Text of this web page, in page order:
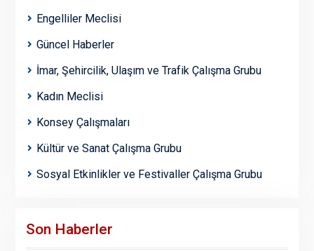
Engelliler Meclisi
Güncel Haberler
İmar, Şehircilik, Ulaşım ve Trafik Çalışma Grubu
Kadın Meclisi
Konsey Çalışmaları
Kültür ve Sanat Çalışma Grubu
Sosyal Etkinlikler ve Festivaller Çalışma Grubu
Son Haberler